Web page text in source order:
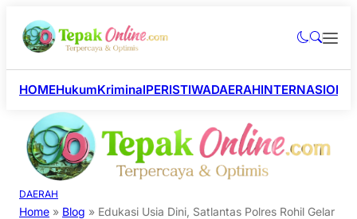
HOMEHukumKriminalPERISTIWADAERAH
DAERAH
Home » Blog » Edukasi Usia Dini, Satlantas Polres Rohil Gelar